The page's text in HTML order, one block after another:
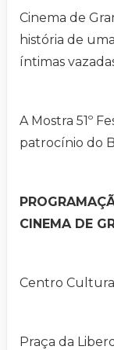
Cinema de
história de
íntimas
A Mostra 51º
patrocínio do
CINEMA DE
Centro
Praça da